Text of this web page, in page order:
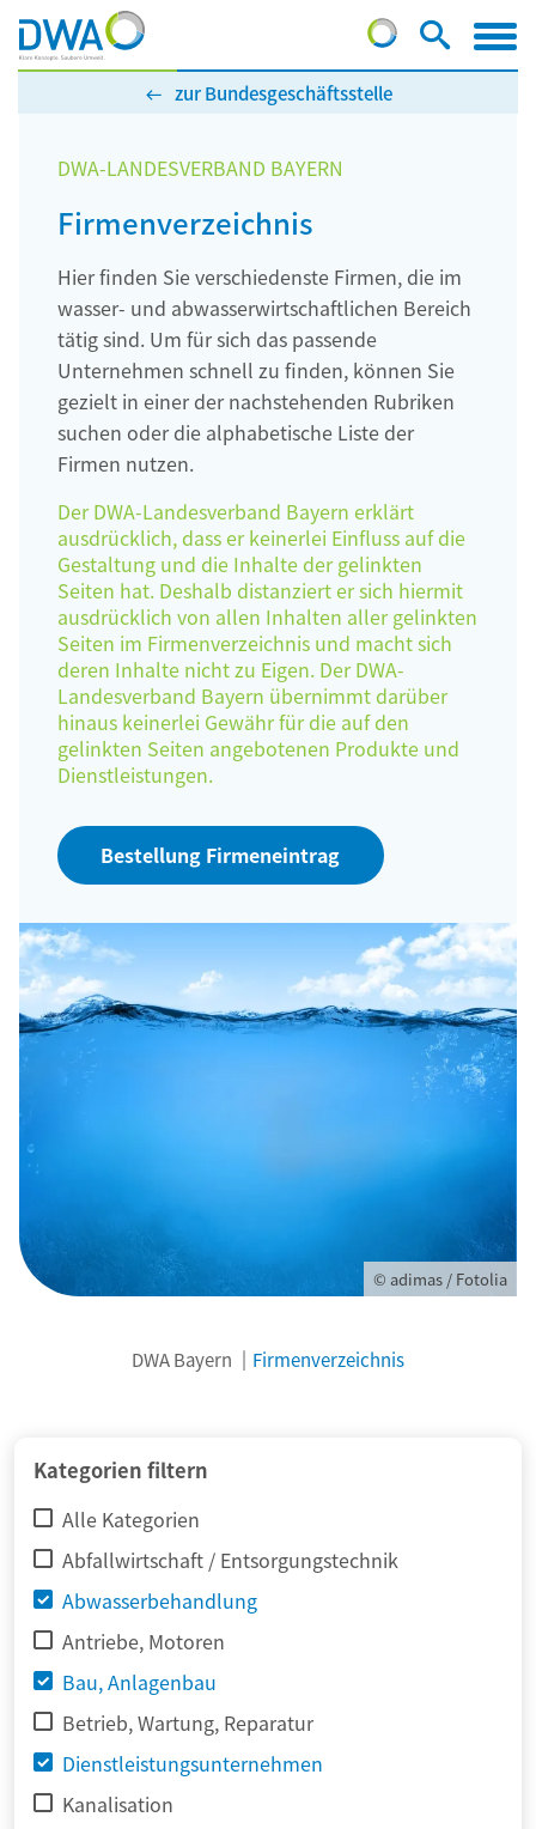
zur Bundesgeschäftsstelle
DWA-LANDESVERBAND BAYERN
Firmenverzeichnis
Hier finden Sie verschiedenste Firmen, die im
wasser- und abwasserwirtschaftlichen Bereich
tätig sind. Um für sich das passende
Unternehmen schnell zu finden, können Sie
gezielt in einer der nachstehenden Rubriken
suchen oder die alphabetische Liste der
Firmen nutzen.
Der DWA-Landesverband Bayern erklärt
ausdrücklich, dass er keinerlei Einfluss auf die
Gestaltung und die Inhalte der gelinkten
Seiten hat. Deshalb distanziert er sich hiermit
ausdrücklich von allen Inhalten aller gelinkten
Seiten im Firmenverzeichnis und macht sich
deren Inhalte nicht zu Eigen. Der DWA-
Landesverband Bayern übernimmt darüber
hinaus keinerlei Gewähr für die auf den
gelinkten Seiten angebotenen Produkte und
Dienstleistungen.
Bestellung Firmeneintrag
© adimas / Fotolia
DWA Bayern Firmenverzeichnis
Kategorien filtern
Alle Kategorien
Abfallwirtschaft / Entsorgungstechnik
Abwasserbehandlung
Antriebe, Motoren
Bau, Anlagenbau
Betrieb, Wartung, Reparatur
Dienstleistungsunternehmen
Kanalisation